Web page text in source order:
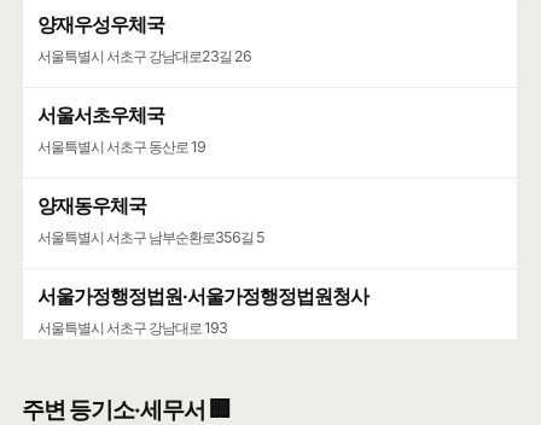
양재우성우체국
서울특별시 서초구 강남대로23길 26
서울서초우체국
서울특별시 서초구 동산로 19
양재동우체국
서울특별시 서초구 남부순환로356길 5
서울가정행정법원·서울가정행정법원청사
서울특별시 서초구 강남대로 193
주변 등기소·세무서 🏢